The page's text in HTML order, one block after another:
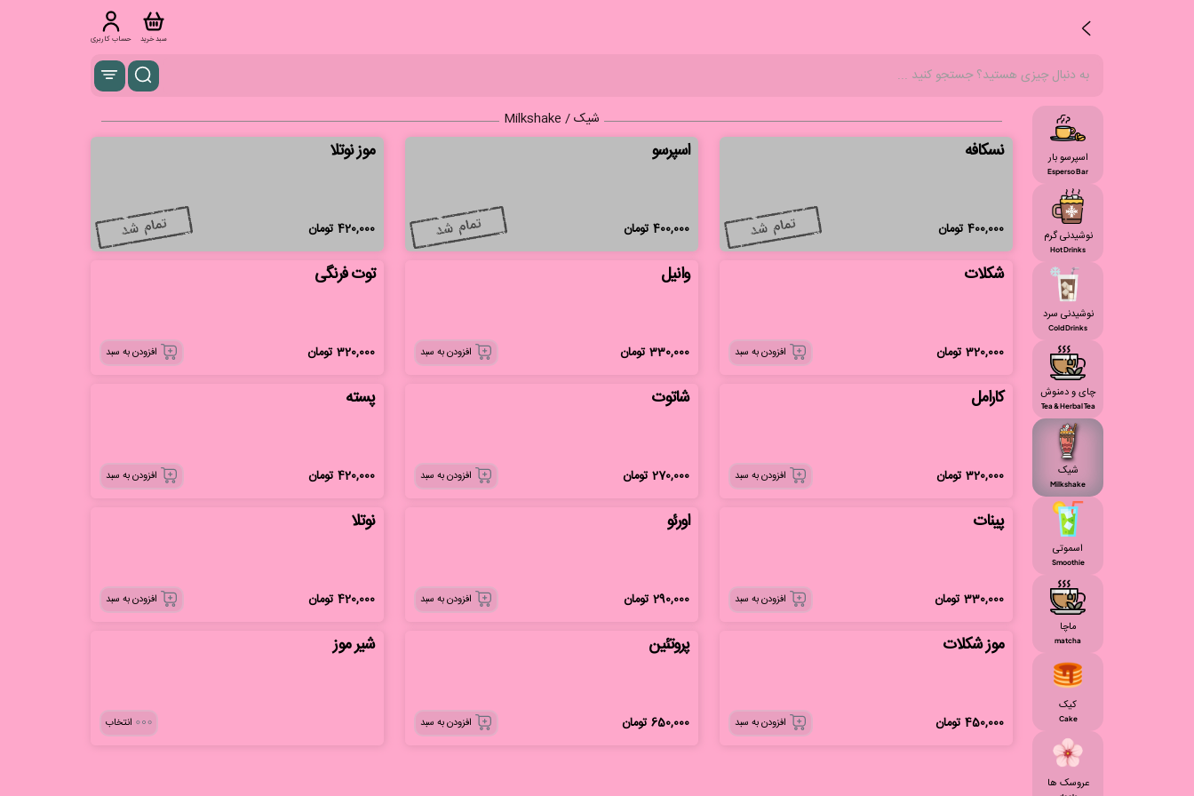
حساب کاربری سبد خرید
اسپرسو بار
Esperso Bar
نوشیدنی گرم
Hot Drinks
نوشیدنی سرد
Cold Drinks
چای و دمنوش
Tea & Herbal Tea
شیک
Milkshake
اسموتی
Smoothie
ماچا
matcha
کیک
Cake
عروسک ها
شیک / Milkshake
نسکافه
400,000تومان
اسپرسو
400,000تومان
موز نوتلا
420,000تومان
شکلات
320,000تومان افزودن به سبد
وانیل
330,000تومان افزودن به سبد
توت فرنگی
320,000تومان افزودن به سبد
کارامل
320,000تومان افزودن به سبد
شاتوت
270,000تومان افزودن به سبد
پسته
420,000تومان افزودن به سبد
پینات
330,000تومان افزودن به سبد
اورئو
290,000تومان افزودن به سبد
نوتلا
420,000تومان افزودن به سبد
موز شکلات
450,000تومان افزودن به سبد
پروتئین
650,000تومان افزودن به سبد
شیر موز
انتخاب